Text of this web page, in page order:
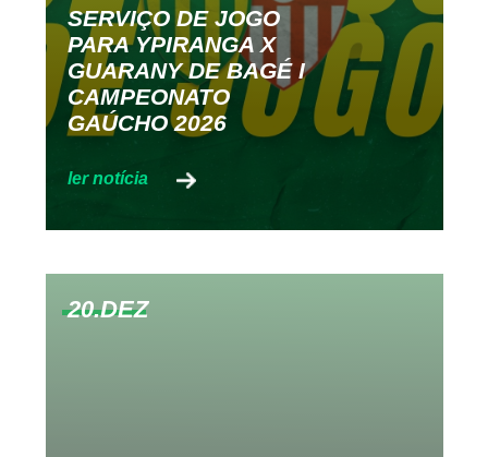
SERVIÇO DE JOGO
PARA YPIRANGA X
GUARANY DE BAGÉ I
CAMPEONATO
GAÚCHO 2026
20.DEZ